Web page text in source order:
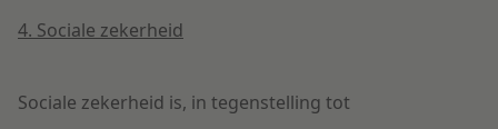
4. Sociale zekerheid
Sociale zekerheid is, in tegenstelling tot